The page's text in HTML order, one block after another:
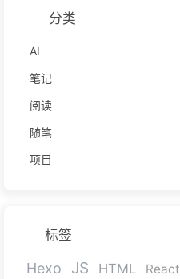
分类
AI
笔记
阅读
随笔
项目
标签
Hexo JS HTML React